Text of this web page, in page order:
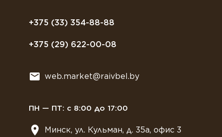
+375 (33) 354-88-88
+375 (29) 622-00-08
web.market@raivbel.by
ПН — ПТ: с 8:00 до 17:00
Минск, ул. Кульман, д. 35а, офис 3
Договор оферты